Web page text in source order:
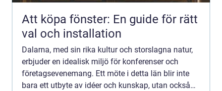
Att köpa fönster: En guide för rätt
val och installation
Dalarna, med sin rika kultur och storslagna natur,
erbjuder en idealisk miljö för konferenser och
företagsevenemang. Ett möte i detta län blir inte
bara ett utbyte av idéer och kunskap, utan också